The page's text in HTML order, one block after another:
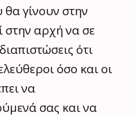
θα γίνουν στην
στην αρχή να σε
ότι
όσο και οι
να
σας και να